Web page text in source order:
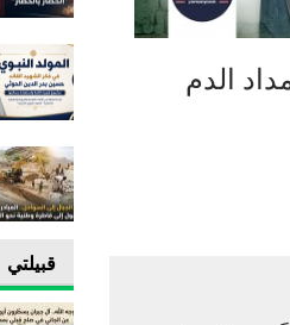
الدم
قبيلتي